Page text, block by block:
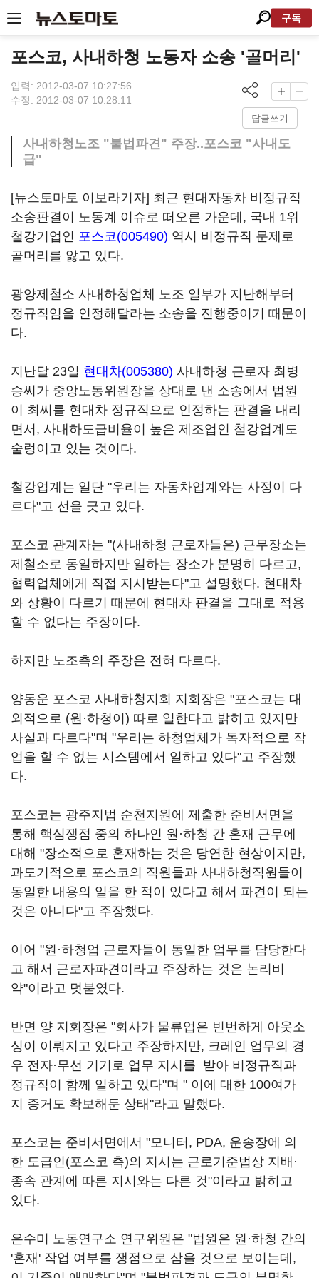
구독
포스코, 사내하청 노동자 소송 '골머리'
입력: 2012-03-07 10:27:56
수정: 2012-03-07 10:28:11
답글쓰기
사내하청노조 "불법파견" 주장..포스코 "사내도
급"
[뉴스토마토 이보라기자] 최근 현대자동차 비정규직
소송판결이 노동계 이슈로 떠오른 가운데, 국내 1위
철강기업인 포스코(005490) 역시 비정규직 문제로
골머리를 앓고 있다.
광양제철소 사내하청업체 노조 일부가 지난해부터
정규직임을 인정해달라는 소송을 진행중이기 때문이
다.
지난달 23일 현대차(005380) 사내하청 근로자 최병
승씨가 중앙노동위원장을 상대로 낸 소송에서 법원
이 최씨를 현대차 정규직으로 인정하는 판결을 내리
면서, 사내하도급비율이 높은 제조업인 철강업계도
술렁이고 있는 것이다.
철강업계는 일단 "우리는 자동차업계와는 사정이 다
르다"고 선을 긋고 있다.
포스코 관계자는 "(사내하청 근로자들은) 근무장소는
제철소로 동일하지만 일하는 장소가 분명히 다르고,
협력업체에게 직접 지시받는다"고 설명했다. 현대차
와 상황이 다르기 때문에 현대차 판결을 그대로 적용
할 수 없다는 주장이다.
하지만 노조측의 주장은 전혀 다르다.
양동운 포스코 사내하청지회 지회장은 "포스코는 대
외적으로 (원·하청이) 따로 일한다고 밝히고 있지만
사실과 다르다"며 "우리는 하청업체가 독자적으로 작
업을 할 수 없는 시스템에서 일하고 있다"고 주장했
다.
포스코는 광주지법 순천지원에 제출한 준비서면을
통해 핵심쟁점 중의 하나인 원·하청 간 혼재 근무에
대해 "장소적으로 혼재하는 것은 당연한 현상이지만,
과도기적으로 포스코의 직원들과 사내하청직원들이
동일한 내용의 일을 한 적이 있다고 해서 파견이 되는
것은 아니다"고 주장했다.
이어 "원·하청업 근로자들이 동일한 업무를 담당한다
고 해서 근로자파견이라고 주장하는 것은 논리비
약"이라고 덧붙였다.
반면 양 지회장은 "회사가 물류업은 빈번하게 아웃소
싱이 이뤄지고 있다고 주장하지만, 크레인 업무의 경
우 전자·무선 기기로 업무 지시를 받아 비정규직과
정규직이 함께 일하고 있다"며 " 이에 대한 100여가
지 증거도 확보해둔 상태"라고 말했다.
포스코는 준비서면에서 "모니터, PDA, 운송장에 의
한 도급인(포스코 측)의 지시는 근로기준법상 지배·
종속 관계에 따른 지시와는 다른 것"이라고 밝히고
있다.
은수미 노동연구소 연구위원은 "법원은 원·하청 간의
'혼재' 작업 여부를 쟁점으로 삼을 것으로 보이는데,